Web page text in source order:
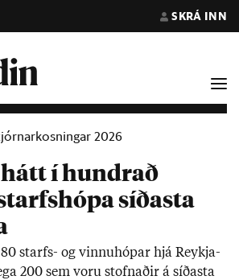
SKRÁ INN
2026
í hundrað
síðasta
starfs- og vinnu­hóp­ar hjá Reykja­
200 sem voru stofn­að­ir á síð­asta